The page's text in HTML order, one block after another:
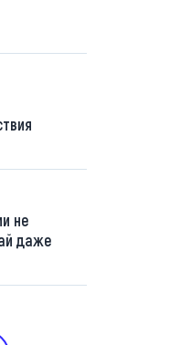
не
даже